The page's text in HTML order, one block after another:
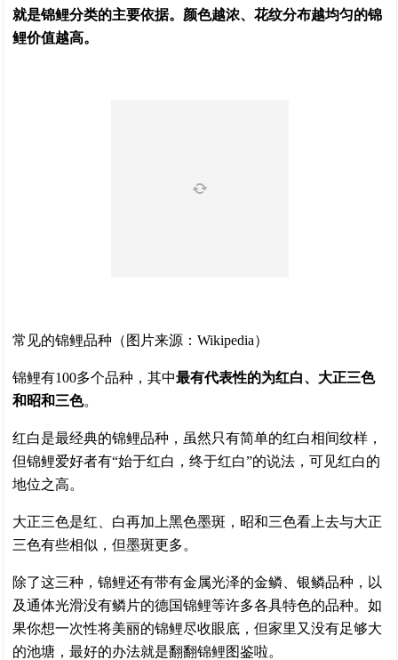
就是锦鲤分类的主要依据。颜色越浓、花纹分布越均匀的锦
鲤价值越高。
常见的锦鲤品种（图片来源：Wikipedia）
锦鲤有100多个品种，其中最有代表性的为红白、大正三色
和昭和三色。
红白是最经典的锦鲤品种，虽然只有简单的红白相间纹样，
但锦鲤爱好者有“始于红白，终于红白”的说法，可见红白的
地位之高。
大正三色是红、白再加上黑色墨斑，昭和三色看上去与大正
三色有些相似，但墨斑更多。
除了这三种，锦鲤还有带有金属光泽的金鳞、银鳞品种，以
及通体光滑没有鳞片的德国锦鲤等许多各具特色的品种。如
果你想一次性将美丽的锦鲤尽收眼底，但家里又没有足够大
的池塘，最好的办法就是翻翻锦鲤图鉴啦。